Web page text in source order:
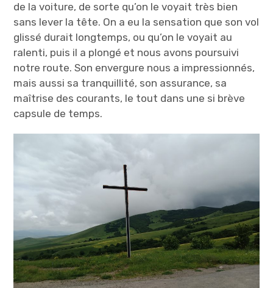
de la voiture, de sorte qu’on le voyait très bien
sans lever la tête. On a eu la sensation que son vol
glissé durait longtemps, ou qu’on le voyait au
ralenti, puis il a plongé et nous avons poursuivi
notre route. Son envergure nous a impressionnés,
mais aussi sa tranquillité, son assurance, sa
maîtrise des courants, le tout dans une si brève
capsule de temps.